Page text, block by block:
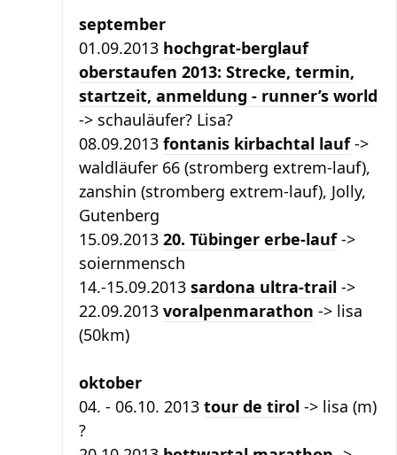
september
01.09.2013 hochgrat-berglauf
oberstaufen 2013: Strecke, termin,
startzeit, anmeldung - runner’s world
-> schauläufer? Lisa?
08.09.2013 fontanis kirbachtal lauf->
waldläufer 66 (stromberg extrem-lauf),
zanshin (stromberg extrem-lauf), Jolly,
Gutenberg
15.09.2013 20. Tübinger erbe-lauf->
soiernmensch
14.-15.09.2013 sardona ultra-trail ->
22.09.2013 voralpenmarathon -> lisa
(50km)
oktober
04. - 06.10. 2013 tour de tirol -> lisa (m)
?